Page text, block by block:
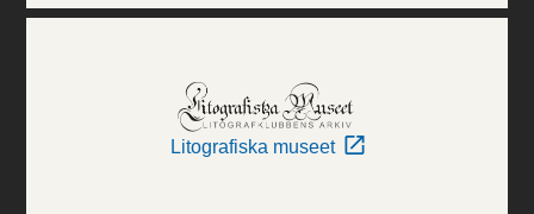
Litografiska museet